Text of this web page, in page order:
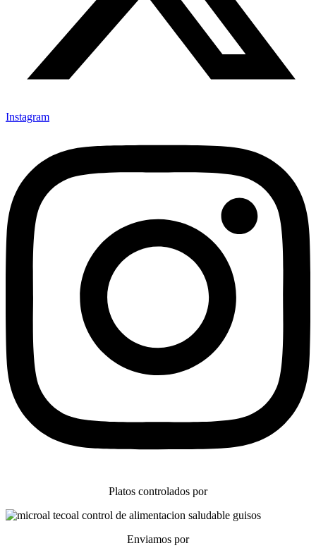
Instagram
Platos controlados por
Enviamos por